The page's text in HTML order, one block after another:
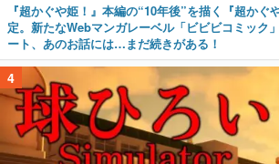
『超かぐや姫！』本編の“10年後”を描く『超かぐ
定。新たなWebマンガレーベル「ビビビコミック
ート、あのお話には…まだ続きがある！
4